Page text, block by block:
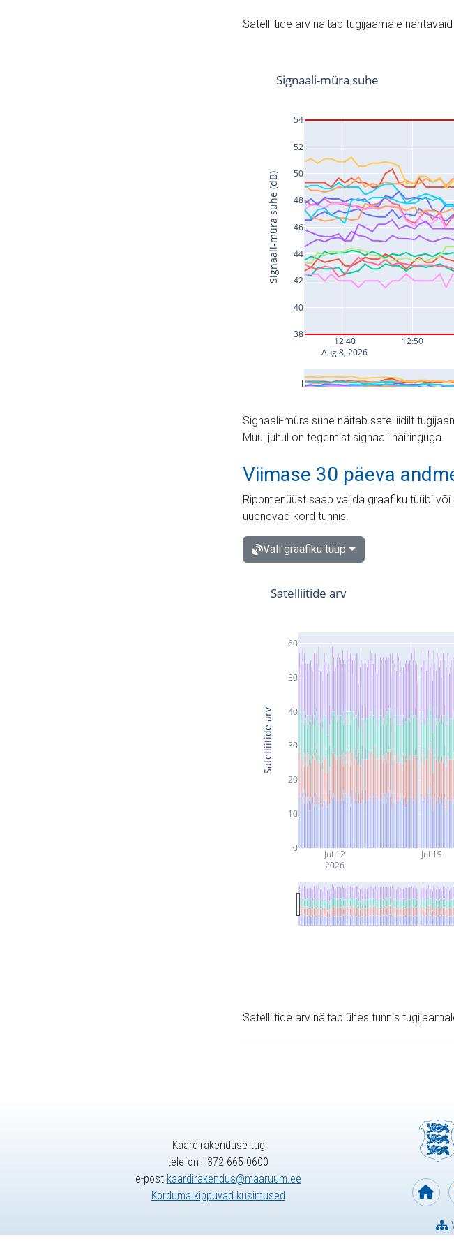
Satelliitide arv näitab tugijaamale
Signaali-müra suhe näitab satelliidilt
Muul juhul on tegemist signaali häiringuga.
Viimase 30 päeva
Rippmenüüst saab valida graafiku tüübi
uuenevad kord tunnis.
Vali graafiku tüüp
Jul 12
2026
Jul 19
0
10
20
30
40
50
60
Satelliitide arv
Satelliitide arv
Satelliitide arv näitab ühes tunnis
Kaardirakenduse tugi
telefon +372 665 0600
e-post kaardirakendus@maaruum.ee
Korduma kippuvad küsimused